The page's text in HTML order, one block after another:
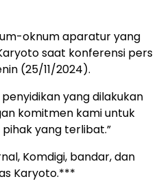
oknum aparatur yang
saat konferensi pers
(25/11/2024).
yang dilakukan
komitmen kami untuk
yang terlibat.”
Komdigi, bandar, dan
Karyoto.***